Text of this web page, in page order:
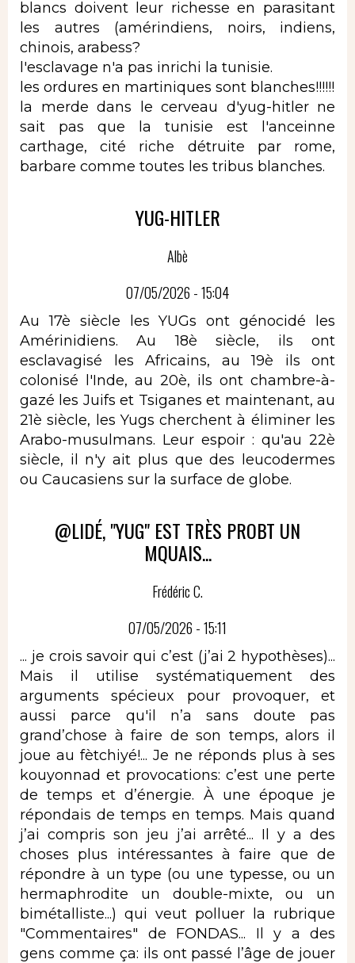
blancs doivent leur richesse en parasitant
les autres (amérindiens, noirs, indiens,
chinois, arabess?
l'esclavage n'a pas inrichi la tunisie.
les ordures en martiniques sont blanches!!!!!!
la merde dans le cerveau d'yug-hitler ne
sait pas que la tunisie est l'anceinne
carthage, cité riche détruite par rome,
barbare comme toutes les tribus blanches.
YUG-HITLER
Albè
07/05/2026 - 15:04
Au 17è siècle les YUGs ont génocidé les
Amérinidiens. Au 18è siècle, ils ont
esclavagisé les Africains, au 19è ils ont
colonisé l'Inde, au 20è, ils ont chambre-à-
gazé les Juifs et Tsiganes et maintenant, au
21è siècle, les Yugs cherchent à éliminer les
Arabo-musulmans. Leur espoir : qu'au 22è
siècle, il n'y ait plus que des leucodermes
ou Caucasiens sur la surface de globe.
@LIDÉ, "YUG" EST TRÈS PROBT UN
MQUAIS...
Frédéric C.
07/05/2026 - 15:11
... je crois savoir qui c’est (j’ai 2 hypothèses)...
Mais il utilise systématiquement des
arguments spécieux pour provoquer, et
aussi parce qu'il n’a sans doute pas
grand’chose à faire de son temps, alors il
joue au fètchiyé!... Je ne réponds plus à ses
kouyonnad et provocations: c’est une perte
de temps et d’énergie. À une époque je
répondais de temps en temps. Mais quand
j’ai compris son jeu j’ai arrêté... Il y a des
choses plus intéressantes à faire que de
répondre à un type (ou une typesse, ou un
hermaphrodite un double-mixte, ou un
bimétalliste...) qui veut polluer la rubrique
"Commentaires" de FONDAS... Il y a des
gens comme ça: ils ont passé l’âge de jouer